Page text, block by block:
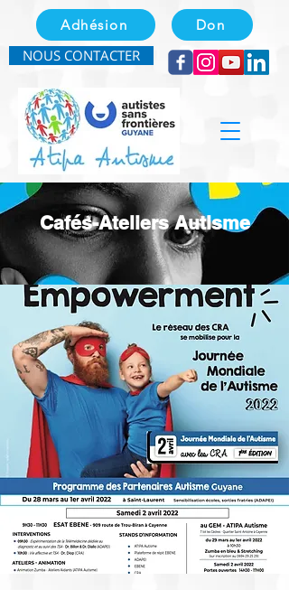
Adhésion Don
NOUS CONTACTER
Cafés-Ateliers Autisme